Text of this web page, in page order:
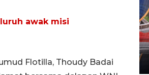
awak misi
Flotilla, Thoudy Badai
V DPR tinjau
18:49